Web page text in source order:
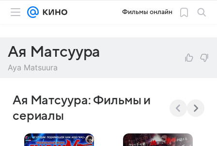
Фильмы онлайн
Ая Матсуура
Aya Matsuura
Ая Матсуура: Фильмы и
сериалы